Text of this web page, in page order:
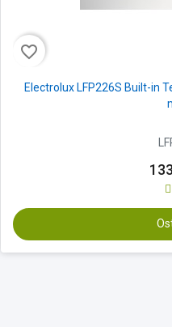
favorite_border
Electrolux LFP226S Built-in